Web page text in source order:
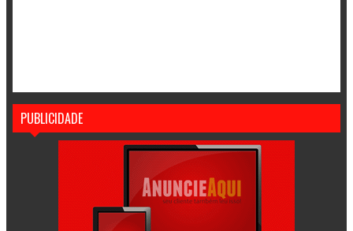
PUBLICIDADE